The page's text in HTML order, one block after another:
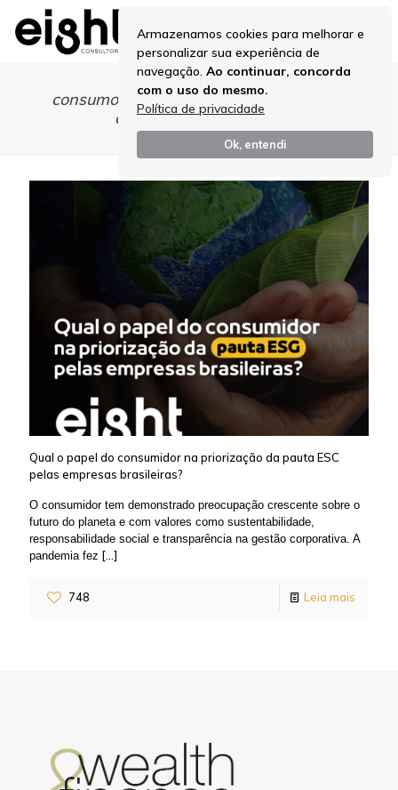
Armazenamos cookies para melhorar e
personalizar sua experiência de
navegação. Ao continuar, concorda
com o uso do mesmo.
Política de privacidade
Ok, entendi
consumo e consumismo qual o papel do
consumidor consciente
Qual o papel do consumidor na priorização da pauta ESC
pelas empresas brasileiras?
O consumidor tem demonstrado preocupação crescente sobre o
futuro do planeta e com valores como sustentabilidade,
responsabilidade social e transparência na gestão corporativa. A
pandemia fez […]
748 Leia mais